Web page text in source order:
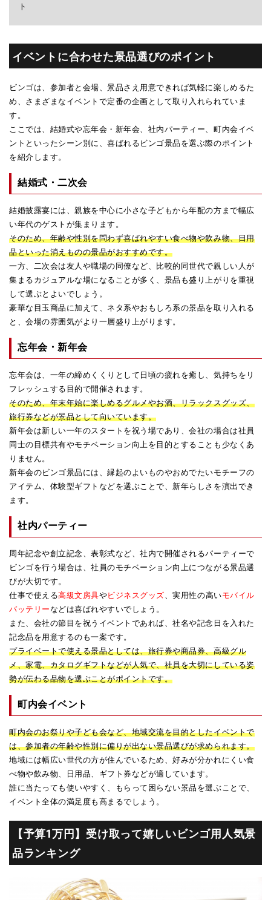
ト
イベントに合わせた景品選びのポイント
ビンゴは、参加者と会場、景品さえ用意できれば気軽に楽しめるた
め、さまざまなイベントで定番の企画として取り入れられていま
す。
ここでは、結婚式や忘年会・新年会、社内パーティー、町内会イベ
ントといったシーン別に、喜ばれるビンゴ景品を選ぶ際のポイント
を紹介します。
結婚式・二次会
結婚披露宴には、親族を中心に小さな子どもから年配の方まで幅広
い年代のゲストが集まります。
そのため、年齢や性別を問わず喜ばれやすい食べ物や飲み物、日用
品といった消えものの景品がおすすめです。
一方、二次会は友人や職場の同僚など、比較的同世代で親しい人が
集まるカジュアルな場になることが多く、景品も盛り上がりを重視
して選ぶとよいでしょう。
豪華な目玉商品に加えて、ネタ系やおもしろ系の景品を取り入れる
と、会場の雰囲気がより一層盛り上がります。
忘年会・新年会
忘年会は、一年の締めくくりとして日頃の疲れを癒し、気持ちをリ
フレッシュする目的で開催されます。
そのため、年末年始に楽しめるグルメやお酒、リラックスグッズ、
旅行券などが景品として向いています。
新年会は新しい一年のスタートを祝う場であり、会社の場合は社員
同士の目標共有やモチベーション向上を目的とすることも少なくあ
りません。
新年会のビンゴ景品には、縁起のよいものやおめでたいモチーフの
アイテム、体験型ギフトなどを選ぶことで、新年らしさを演出でき
ます。
社内パーティー
周年記念や創立記念、表彰式など、社内で開催されるパーティーで
ビンゴを行う場合は、社員のモチベーション向上につながる景品選
びが大切です。
仕事で使える高級文房具やビジネスグッズ 、実用性の高いモバイル
バッテリーなどは喜ばれやすいでしょう。
また、会社の節目を祝うイベントであれば、社名や記念日を入れた
記念品を用意するのも一案です。
プライベートで使える景品としては、旅行券や商品券、高級グル
メ、家電、カタログギフトなどが人気で、社員を大切にしている姿
勢が伝わる品物を選ぶことがポイントです。
町内会イベント
町内会のお祭りや子ども会など、地域交流を目的としたイベントで
は、参加者の年齢や性別に偏りが出ない景品選びが求められます。
地域には幅広い世代の方が住んでいるため、好みが分かれにくい食
べ物や飲み物、日用品、ギフト券などが適しています。
誰に当たっても使いやすく、もらって困らない景品を選ぶことで、
イベント全体の満足度も高まるでしょう。
【予算1万円】受け取って嬉しいビンゴ用人気景
品ランキング